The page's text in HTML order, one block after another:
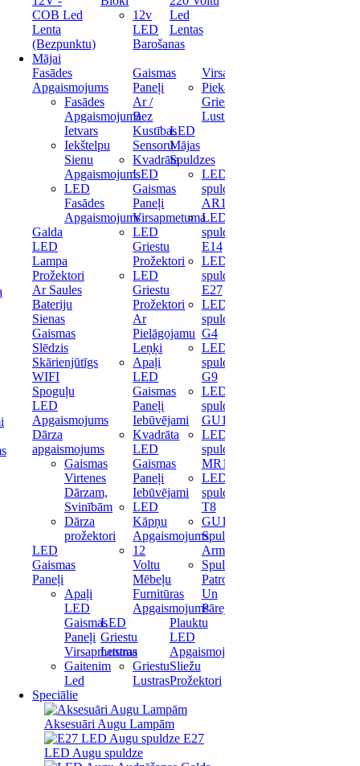
COB Led
Lenta
(Bezpunktu)
12v
LED
Barošanas
Led
Lentas
Mājai
Fasādes
Apgaismojums
Fasādes
Apgaismojuma
Ietvars
Iekštelpu
Sienu
Apgaismojums
LED
Fasādes
Apgaismojums
Galda
LED
Lampa
Prožektori
Ar Saules
Bateriju
Sienas
Gaismas
Slēdzis
Skārienjūtīgs
WIFI
Spoguļu
LED
Apgaismojums
Dārza
apgaismojums
Gaismas
Virtenes
Dārzam,
Svinībām
Dārza
prožektori
LED
Gaismas
Paneļi
Apaļi
LED
Gaismas
Paneļi
Virsapmetuma
Gaitenim
Led
Gaismas
Paneļi
Ar /
Bez
Kustības
Sensoru
Kvadrāta
LED
Gaismas
Paneļi
Virsapmetuma
LED
Griestu
Prožektori
LED
Griestu
Prožektori
Ar
Pielāgojamu
Leņķi
Apaļi
LED
Gaismas
Paneļi
Iebūvējami
Kvadrāta
LED
Gaismas
Paneļi
Iebūvējami
LED
Kāpņu
Apgaismojums
12
Voltu
Mēbeļu
Furnitūras
Apgaismojums
LED
Griestu
Lustras
Griestu
Lustras
Virsapmetuma
Piekaramas
Griestu
Lustras
LED
Mājas
Spuldzes
LED
spuldze
AR111
LED
spuldze
E14
LED
spuldze
E27
LED
spuldze
G4
LED
spuldze
G9
LED
spuldze
GU10
LED
spuldze
MR16
LED
spuldze
T8
GU10
Spuldžu
Armatūras
Spuldžu
Patronas
Un
Pārejas
Plauktu
LED
Apgaismojums
Sliežu
Prožektori
Speciālie
Aksesuāri Augu Lampām
E27
LED Augu spuldze